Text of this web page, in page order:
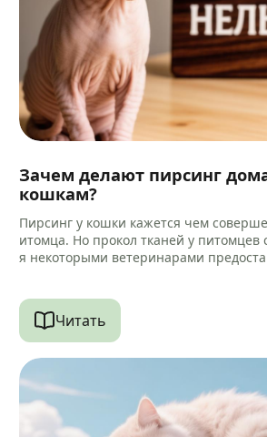
Зачем делают пирсинг
кошкам?
Пирсинг у кошки кажется чем
итомца. Но прокол тканей у
я некоторыми ветеринарами
Читать